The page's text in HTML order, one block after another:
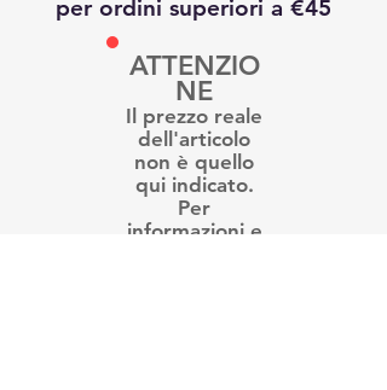
per ordini superiori a €45
ATTENZIO
NE
Il prezzo reale
dell'articolo
non è quello
qui indicato.
Per
informazioni e